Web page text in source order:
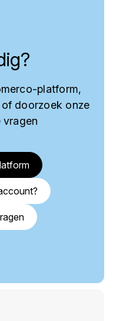
platform,
doorzoek onze
vragen